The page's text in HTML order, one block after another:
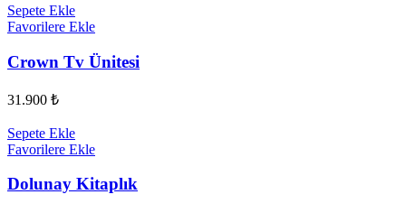
Sepete Ekle
Favorilere Ekle
Crown Tv Ünitesi
31.900 ₺
Sepete Ekle
Favorilere Ekle
Dolunay Kitaplık